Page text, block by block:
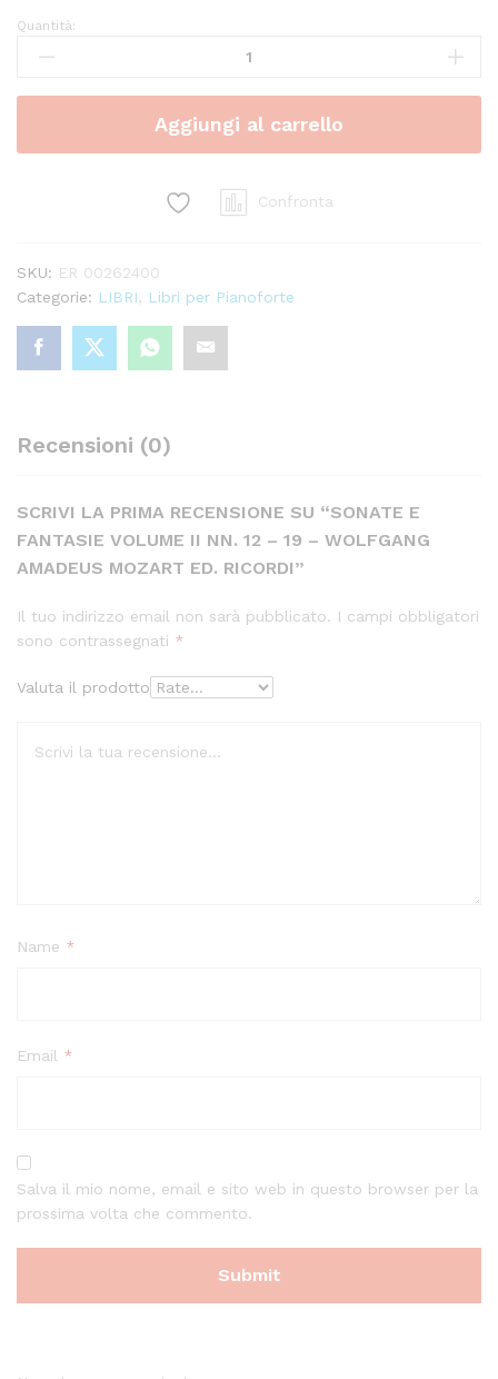
Sonate
Volume
NN.
Wolfgang
Amadeus
Mozart
Ed.
Ricordi
Quantità:
Aggiungi al carrello
Confronta
SKU: ER 00262400
Categorie: LIBRI Libri per Pianoforte
Recensioni (0)
SCRIVI LA PRIMA RECENSIONE SU “SONATE E
FANTASIE VOLUME II NN. 12 – 19 – WOLFGANG
AMADEUS MOZART ED. RICORDI”
Il tuo indirizzo email non sarà pubblicato. I campi obbligatori
sono contrassegnati *
Valuta il prodotto
Name *
Email *
Salva il mio nome, email e sito web in questo browser per la
prossima volta che commento.